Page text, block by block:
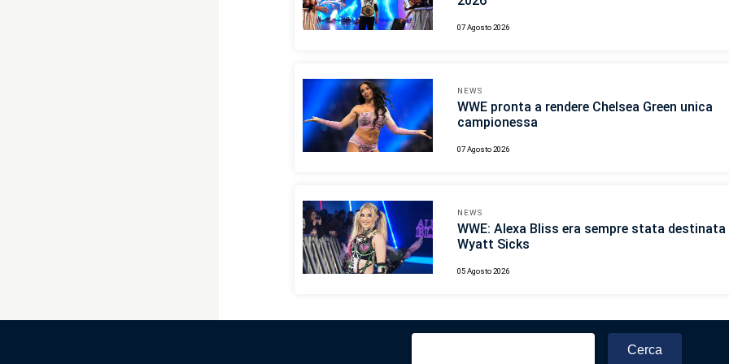
07 Agosto 2026
NEWS
WWE pronta a rendere Chelsea Green unica
campionessa
07 Agosto 2026
NEWS
WWE: Alexa Bliss era sempre stata destinata
Wyatt Sicks
05 Agosto 2026
Ricerca